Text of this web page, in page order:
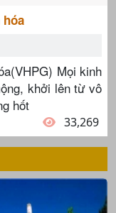
Mọi kinh
khởi lên từ vô
hốt
33,269